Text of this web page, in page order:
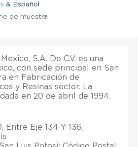
& Español
de muestra
S.A. De C.V. es una
con sede principal en San
en Fabricación de
y Resinas sector. La
en 20 de abril de 1994.
Entre Eje 134 Y 136,